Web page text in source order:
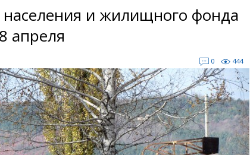
и жилищного фонда
апреля
0 444